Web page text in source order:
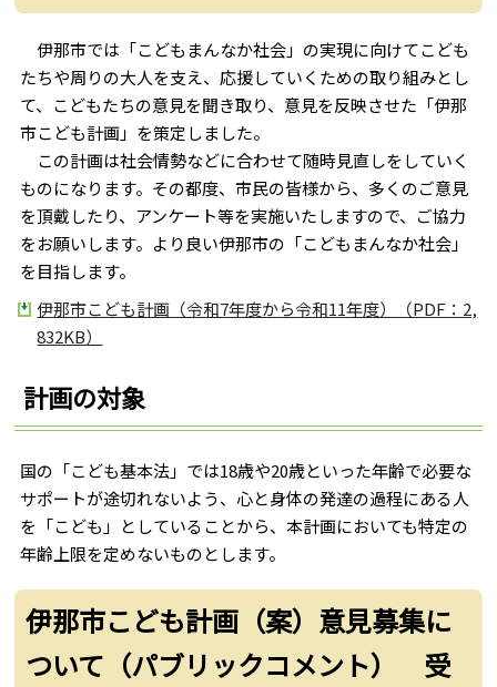
伊那市では「こどもまんなか社会」の実現に向けてこども
たちや周りの大人を支え、応援していくための取り組みとし
て、こどもたちの意見を聞き取り、意見を反映させた「伊那
市こども計画」を策定しました。
この計画は社会情勢などに合わせて随時見直しをしていく
ものになります。その都度、市民の皆様から、多くのご意見
を頂戴したり、アンケート等を実施いたしますので、ご協力
をお願いします。より良い伊那市の「こどもまんなか社会」
を目指します。
伊那市こども計画（令和7年度から令和11年度）（PDF：2,
832KB）
計画の対象
国の「こども基本法」では18歳や20歳といった年齢で必要な
サポートが途切れないよう、心と身体の発達の過程にある人
を「こども」としていることから、本計画においても特定の
年齢上限を定めないものとします。
伊那市こども計画（案）意見募集に
ついて（パブリックコメント） 受